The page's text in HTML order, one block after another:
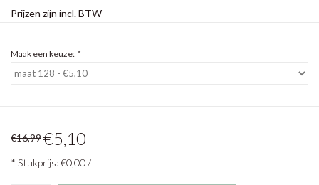
Prijzen zijn incl. BTW
Maak een keuze: *
€16,99€5,10
* Stukprijs: €0,00 /